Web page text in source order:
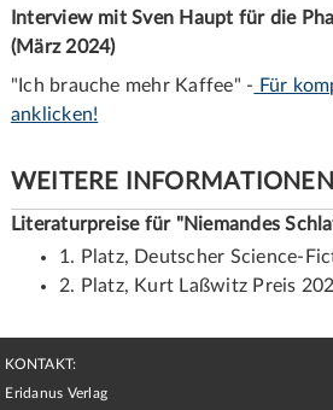
Interview mit Sven Haupt für die
(März 2024)
"Ich brauche mehr Kaffee" - Für
anklicken!
WEITERE
Literaturpreise für "Niemandes
1. Platz, Deutscher Science-
2. Platz, Kurt Laßwitz Preis
KONTAKT:
Eridanus Verlag